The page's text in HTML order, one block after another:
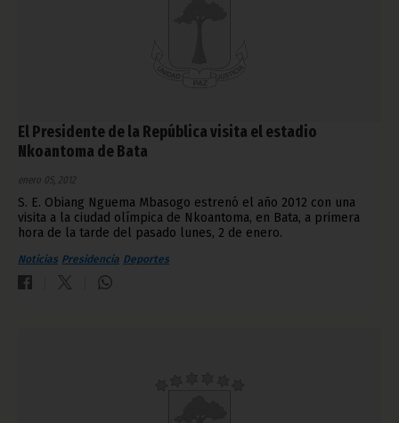
El Presidente de la República visita el estadio
Nkoantoma de Bata
enero 05, 2012
S. E. Obiang Nguema Mbasogo estrenó el año 2012 con una
visita a la ciudad olímpica de Nkoantoma, en Bata, a primera
hora de la tarde del pasado lunes, 2 de enero.
Noticias Presidencia Deportes